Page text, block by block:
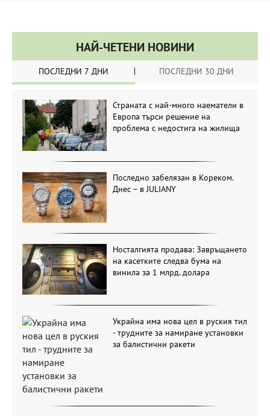
НАЙ-ЧЕТЕНИ НОВИНИ
ПОСЛЕДНИ 7 ДНИ ПОСЛЕДНИ 30 ДНИ
Страната с най-много наематели в
Европа търси решение на
проблема с недостига на жилища
Последно забелязан в Кореком.
Днес – в JULIANY
Носталгията продава: Завръщането
на касетките следва бума на
винила за 1 млрд. долара
Украйна има нова цел в руския тил
- трудните за намиране установки
за балистични ракети